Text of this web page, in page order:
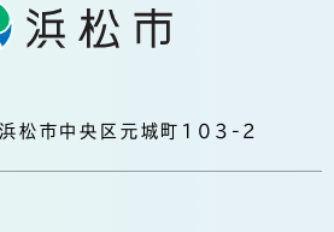
市中央区元城町103-2